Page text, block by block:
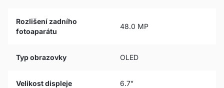
Rozlišení zadního
fotoaparátu
48.0 MP
Typ obrazovky OLED
Velikost displeje 6.7"